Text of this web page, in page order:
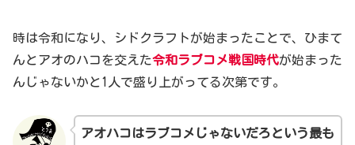
時は令和になり、シドクラフトが始まったことで、ひまて
んとアオのハコを交えた令和ラブコメ戦国時代が始まった
んじゃないかと1人で盛り上がってる次第です。
アオハコはラブコメじゃないだろという最も